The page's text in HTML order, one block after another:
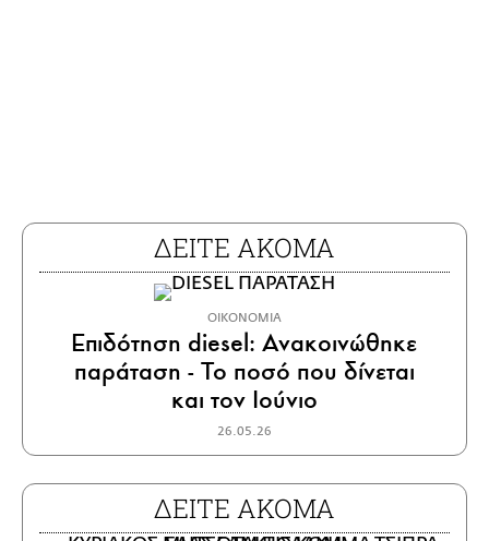
ΔΕΙΤΕ ΑΚΟΜΑ
ΟΙΚΟΝΟΜΙΑ
Επιδότηση diesel: Ανακοινώθηκε
παράταση - Το ποσό που δίνεται
και τον Ιούνιο
26.05.26
ΔΕΙΤΕ ΑΚΟΜΑ